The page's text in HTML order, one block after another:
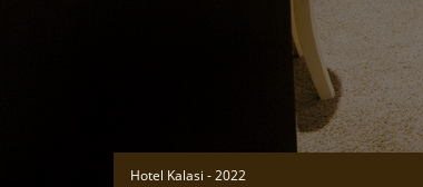
Hotel Kalasi - 2022